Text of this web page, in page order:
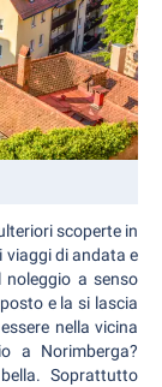
scoperte in
viaggi di andata e
a senso
e la si lascia
nella vicina
a Norimberga?
Soprattutto